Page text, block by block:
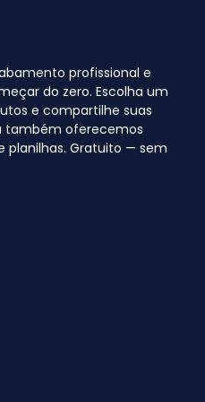
profissional e
do zero. Escolha um
e compartilhe suas
também oferecemos
planilhas. Gratuito — sem